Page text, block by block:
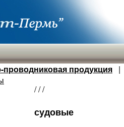
проводниковая продукция
///
судовые